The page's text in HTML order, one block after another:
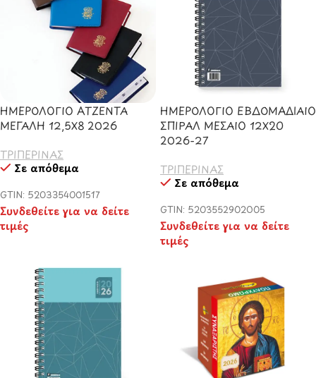
ΗΜΕΡΟΛΟΓΙΟ ΑΤΖΕΝΤΑ
ΜΕΓΑΛΗ 12,5Χ8 2026
ΤΡΙΠΕΡΙΝΑΣ
Σε απόθεμα
GTIN: 5203354001517
Συνδεθείτε για να δείτε
τιμές
ΗΜΕΡΟΛΟΓΙΟ ΕΒΔΟΜΑΔΙΑΙΟ
ΣΠΙΡΑΛ ΜΕΣΑΙΟ 12Χ20
2026-27
ΤΡΙΠΕΡΙΝΑΣ
Σε απόθεμα
GTIN: 5203552902005
Συνδεθείτε για να δείτε
τιμές